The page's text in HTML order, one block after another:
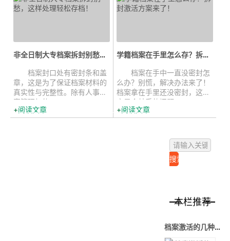
非全日制大专档案拆封别愁，这样处...
档案封口处有密封条和盖
章，这是为了保证档案材料的
真实性与完整性。除有人事档
案管理权的...
阅读文章
学籍档案在手里怎么存？拆封激活方...
档案在手中一直没密封怎
么办？别慌，解决办法来了！
档案拿在手里还没密封，这确
实是个棘手的问题，...
阅读文章
本栏推荐
档案激活的几种方法